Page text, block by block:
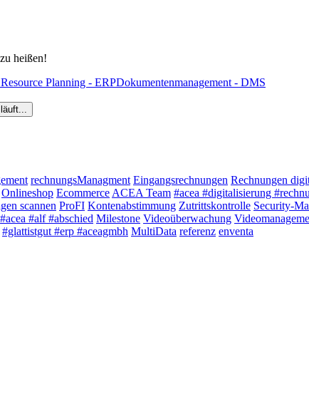
heißen!
Planning - ERPDokumentenmanagement - DMS
rechnungsManagment Eingangsrechnungen Rechnungen
Onlineshop Ecommerce ACEA Team #acea #digitalisierung
scannen ProFI Kontenabstimmung Zutrittskontrolle Security-
#acea #alf #abschied Milestone Videoüberwachung
#glattistgut #erp #aceagmbh MultiData referenz enventa